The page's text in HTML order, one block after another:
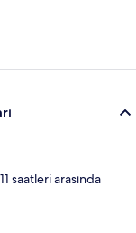
saatleri arasında